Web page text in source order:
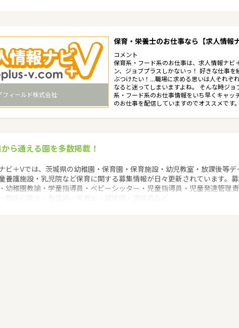
フィールド株式会社
保育・栄養士のお仕事なら【求人情報
コメント
保育系・フード系のお仕事は、求人情報ナビ
ン、ジョブプラスしかないっ！ 好きな仕事を
ぶつけたい！…職場に求める思いは人それぞ
なると迷ってしまいますよね。 そんな時ジ
系・フード系のお仕事情報をいち早くキャッ
のお仕事を配信していますのでオススメです。
ら通える園を多数掲載！
ビ＋Vでは、茨城県の幼稚園・保育園・保育施設・幼児教室・放課後等
養護施設・乳児院など保育に関する募集情報が日々更新されています。
幼稚園教諭・学童指導員・ベビーシッター・児童指導員・児童発達管理